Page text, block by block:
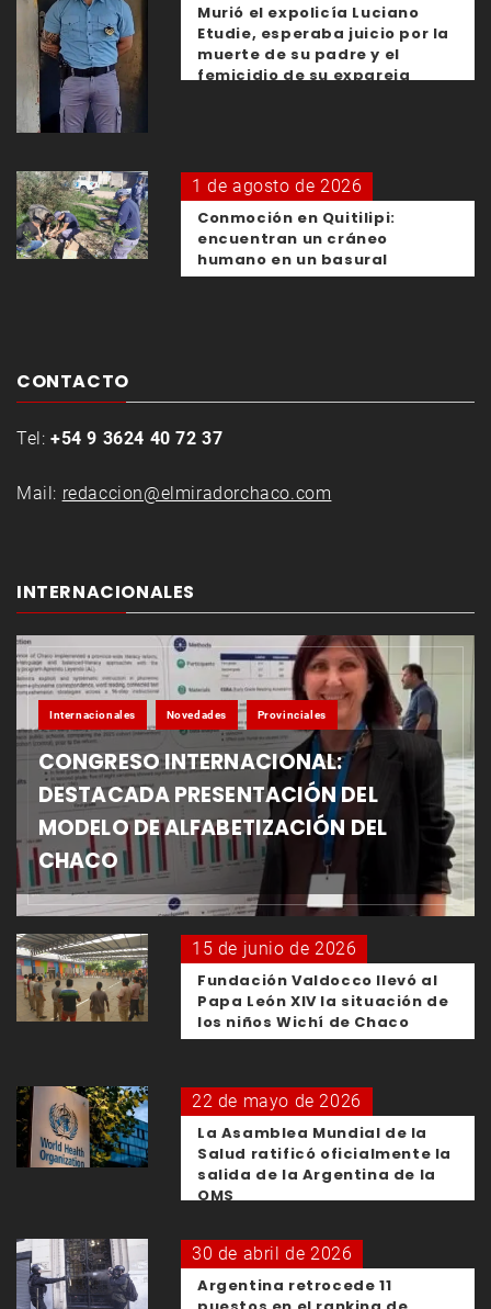
Murió el expolicía Luciano
Etudie, esperaba juicio por la
muerte de su padre y el
femicidio de su expareja
1 de agosto de 2026
Conmoción en Quitilipi:
encuentran un cráneo
humano en un basural
CONTACTO
Tel: +54 9 3624 40 72 37
Mail: redaccion@elmiradorchaco.com
INTERNACIONALES
Internacionales Novedades Provinciales
CONGRESO INTERNACIONAL:
DESTACADA PRESENTACIÓN DEL
MODELO DE ALFABETIZACIÓN DEL
CHACO
15 de junio de 2026
Fundación Valdocco llevó al
Papa León XIV la situación de
los niños Wichí de Chaco
22 de mayo de 2026
La Asamblea Mundial de la
Salud ratificó oficialmente la
salida de la Argentina de la
OMS
30 de abril de 2026
Argentina retrocede 11